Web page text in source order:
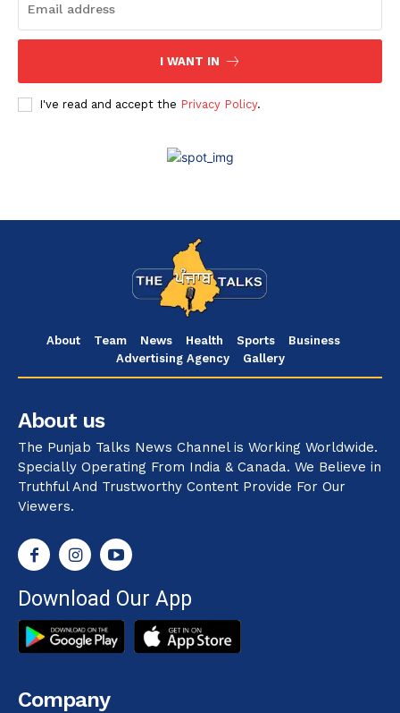
I WANT IN
I've read and accept the Privacy Policy.
About Team News Health Sports
Business
Advertising Agency
Gallery
About us
The Punjab Talks News Channel is Working Worldwide.
Specially Operating From India & Canada. We Believe in
Truthful And Trustworthy Content Provide For Our
Viewers.
Download Our App
Company